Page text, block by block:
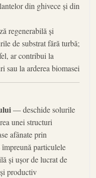
din ghivece și din
regenerabilă și
de substrat fără turbă;
ar contribui la
sau la arderea biomasei
— deschide solurile
unei structuri
afânate prin
particulele
și ușor de lucrat de
productiv